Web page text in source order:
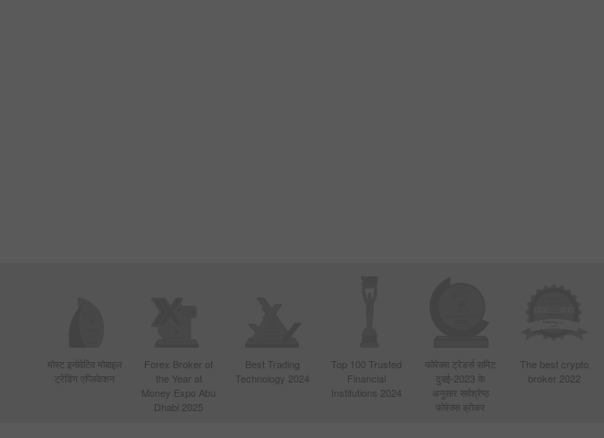
मोस्ट इनोवेटिव मोबाइल
ट्रेडिंग एप्लिकेशन
Forex Broker of
the Year at
Money Expo Abu
Dhabi 2025
Best Trading
Technology 2024
Top 100 Trusted
Financial
Institutions 2024
फोरेक्स ट्रेडर्स समिट
दुबई-2023 के
अनुसार सर्वश्रेष्ठ
फोरेक्स ब्रोकर
The best crypto
broker 2022